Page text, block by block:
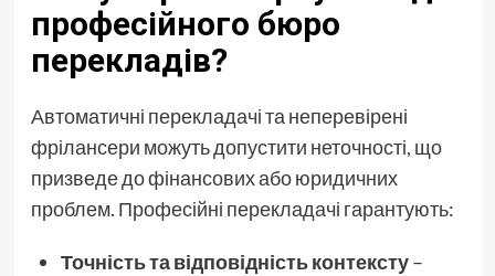
професійного бюро
перекладів?
Автоматичні перекладачі та неперевірені
фрілансери можуть допустити неточності, що
призведе до фінансових або юридичних
проблем. Професійні перекладачі гарантують:
Точність та відповідність контексту–